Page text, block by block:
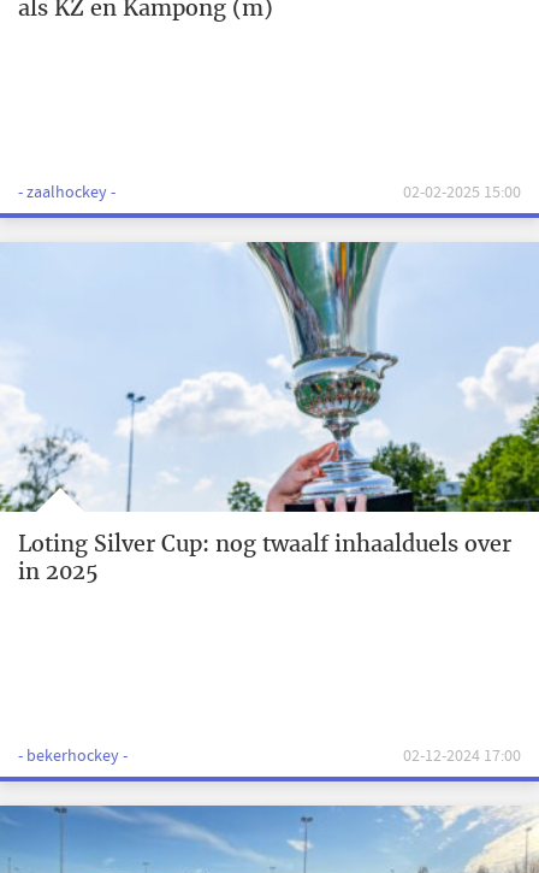
als KZ en Kampong (m)
- zaalhockey - 02-02-2025 15:00
Loting Silver Cup: nog twaalf inhaalduels over
in 2025
- bekerhockey - 02-12-2024 17:00